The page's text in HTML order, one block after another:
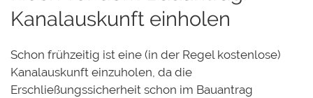
Kanalauskunft einholen
Schon frühzeitig ist eine (in der Regel kostenlose)
Kanalauskunft einzuholen, da die
Erschließungssicherheit schon im Bauantrag